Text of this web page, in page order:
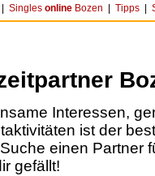
Singles online Bozen Tipps
Interessen,
ist der
einen Partner
gefällt!